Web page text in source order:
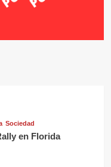
Sociedad
en Florida